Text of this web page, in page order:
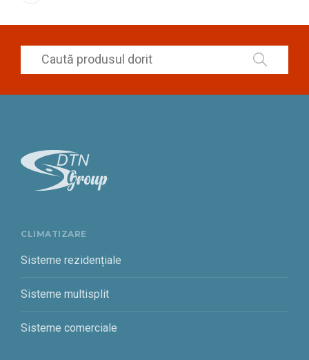
CLIMATIZARE
Sisteme rezidențiale
Sisteme multisplit
Sisteme comerciale